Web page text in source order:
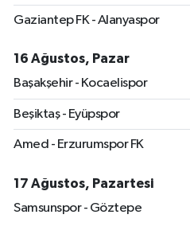
Gaziantep FK - Alanyaspor
16 Ağustos, Pazar
Başakşehir - Kocaelispor
Beşiktaş - Eyüpspor
Amed - Erzurumspor FK
17 Ağustos, Pazartesi
Samsunspor - Göztepe